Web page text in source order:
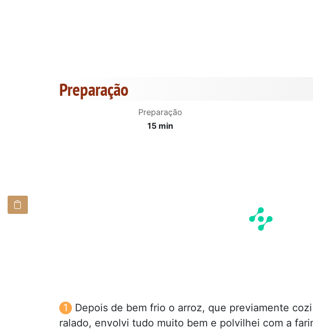
Preparação
Preparação
15 min
Depois de bem frio o arroz, que previamente
ralado, envolvi tudo muito bem e polvilhei com a